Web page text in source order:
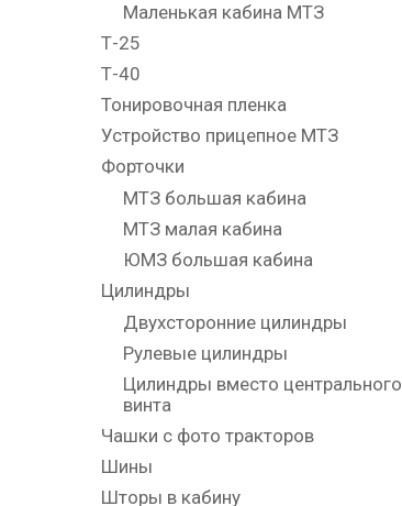
Маленькая кабина МТЗ
Т-25
Т-40
Тонировочная пленка
Устройство прицепное МТЗ
Форточки
МТЗ большая кабина
МТЗ малая кабина
ЮМЗ большая кабина
Цилиндры
Двухсторонние цилиндры
Рулевые цилиндры
Цилиндры вместо центрального
винта
Чашки с фото тракторов
Шины
Шторы в кабину